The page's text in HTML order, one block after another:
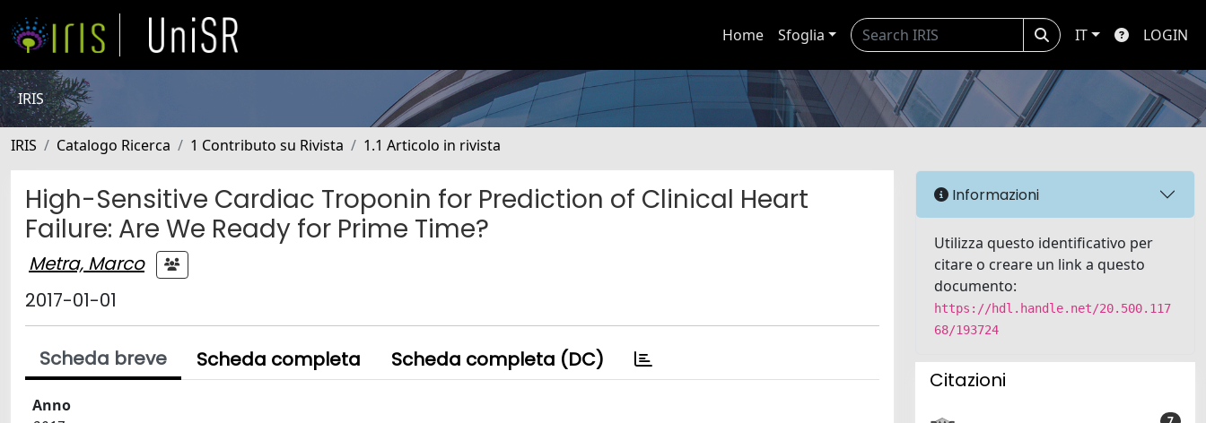
Home Sfoglia IT LOGIN
IRIS
IRIS Catalogo Ricerca 1 Contributo su Rivista 1.1 Articolo in rivista
High-Sensitive Cardiac Troponin for Prediction of Clinical Heart
Failure: Are We Ready for Prime Time?
Metra, Marco
2017-01-01
Scheda breve Scheda completa Scheda completa (DC)
Anno
Informazioni
Utilizza questo identificativo per
citare o creare un link a questo
documento:
https://hdl.handle.net/20.500.117
68/193724
Citazioni